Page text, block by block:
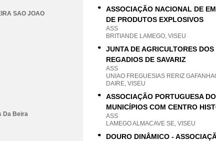
SAO JOAO
Da Beira
ASSOCIAÇÃO NACIONAL DE
DE PRODUTOS EXPLOSIVOS
ASS
BRITIANDE LAMEGO, VISEU
JUNTA DE AGRICULTORES DOS
REGADIOS DE SAVARIZ
ASS
UNIAO FREGUESIAS RERIZ
DAIRE, VISEU
ASSOCIAÇÃO PORTUGUESA
MUNICÍPIOS COM CENTRO
ASS
LAMEGO ALMACAVE SE, VISEU
DOURO DINÂMICO -